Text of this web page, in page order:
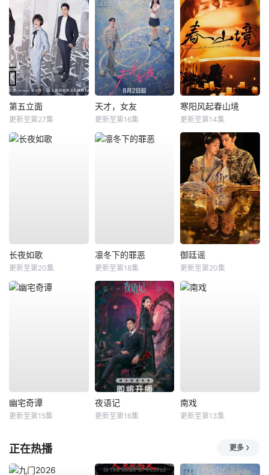
第五立面
更新至第27集
天才，女友
更新至第16集
寒阳风起春山境
更新至第14集
长夜如歌
更新至第20集
凛冬下的罪恶
更新至第18集
御廷谣
更新至第20集
幽宅奇谭
更新至第15集
夜语记
更新至第16集
南戏
更新至第13集
正在热播 更多